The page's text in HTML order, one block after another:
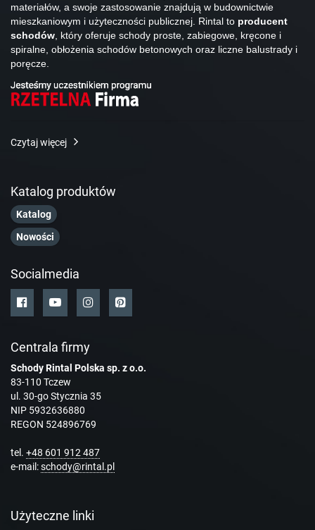
materiałów, a swoje zastosowanie znajdują w budownictwie
mieszkaniowym i użyteczności publicznej. Rintal to producent
schodów, który oferuje schody proste, zabiegowe, kręcone i
spiralne, obłożenia schodów betonowych oraz liczne balustrady i
poręcze.
Czytaj więcej
Katalog produktów
Katalog
Nowości
Socialmedia
Centrala firmy
Schody Rintal Polska sp. z o.o.
83-110 Tczew
ul. 30-go Stycznia 35
NIP 5932636880
REGON 524896769
tel. +48 601 912 487
e-mail:schody@rintal.pl
Użyteczne linki